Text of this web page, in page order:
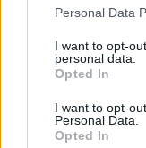
Please note that
not limited to your
grant or deny
use your data for
consent section.
Personal Data
I want to opt-
personal data.
Opted In
I want to opt-
Personal Data.
Opted In
mehettek külföldi
egyetemes világi
egyházban is
ideig ellentéteket
valamint a világi